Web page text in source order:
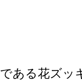
ある花ズッ